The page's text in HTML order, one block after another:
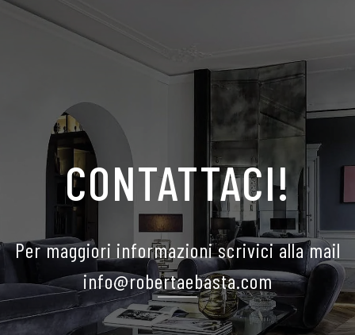
CONTATTACI!
Per maggiori informazioni scrivici alla mail
info@robertaebasta.com